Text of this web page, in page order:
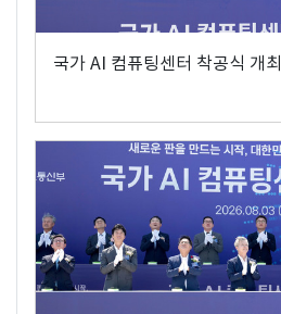
국가 AI 컴퓨팅센터 착공식 개최